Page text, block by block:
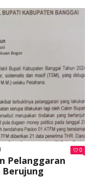
0
Pelanggaran
Berujung